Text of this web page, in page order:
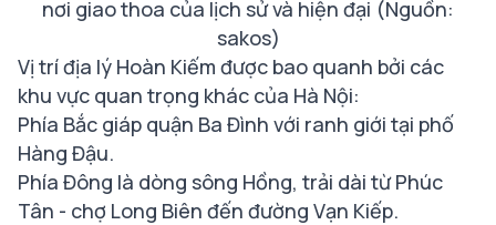
nơi giao thoa của lịch sử và hiện đại (Nguồn:
sakos)
Vị trí địa lý Hoàn Kiếm được bao quanh bởi các
khu vực quan trọng khác của Hà Nội:
Phía Bắc giáp quận Ba Đình với ranh giới tại phố
Hàng Đậu.
Phía Đông là dòng sông Hồng, trải dài từ Phúc
Tân - chợ Long Biên đến đường Vạn Kiếp.